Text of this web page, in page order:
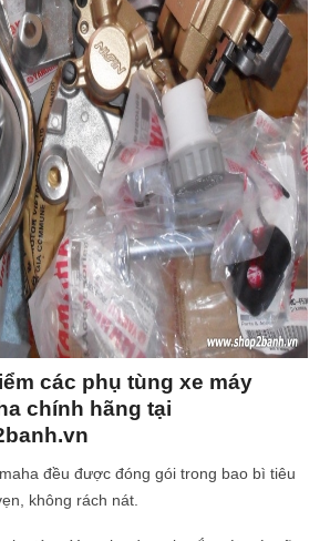
các phụ tùng xe máy
chính hãng tại
đều được đóng gói trong bao bì tiêu
không rách nát.